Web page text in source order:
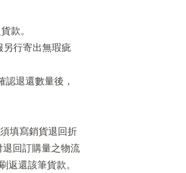
款。
另行寄出無瑕疵
退還數量後，
填寫銷貨退回折
回訂購量之物流
返還該筆貨款。